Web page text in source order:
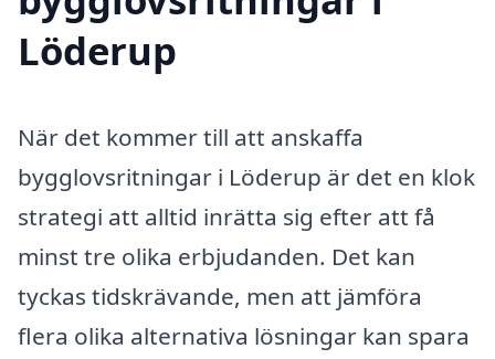
Löderup
När det kommer till att anskaffa
bygglovsritningar i Löderup är det en klok
strategi att alltid inrätta sig efter att få
minst tre olika erbjudanden. Det kan
tyckas tidskrävande, men att jämföra
flera olika alternativa lösningar kan spara